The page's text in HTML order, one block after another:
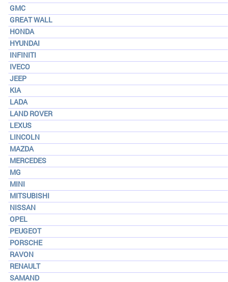
GMC
GREAT WALL
HONDA
HYUNDAI
INFINITI
IVECO
JEEP
KIA
LADA
LAND ROVER
LEXUS
LINCOLN
MAZDA
MERCEDES
MG
MINI
MITSUBISHI
NISSAN
OPEL
PEUGEOT
PORSCHE
RAVON
RENAULT
SAMAND